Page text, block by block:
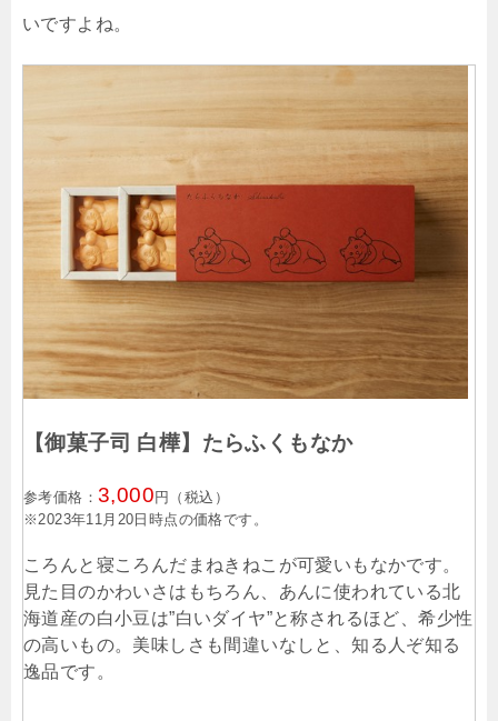
いですよね。
【御菓子司 白樺】たらふくもなか
参考価格： 3,000 円（税込）
※2023年11月20日時点の価格です。
ころんと寝ころんだまねきねこが可愛いもなかです。
見た目のかわいさはもちろん、あんに使われている北
海道産の白小豆は”白いダイヤ”と称されるほど、希少性
の高いもの。美味しさも間違いなしと、知る人ぞ知る
逸品です。